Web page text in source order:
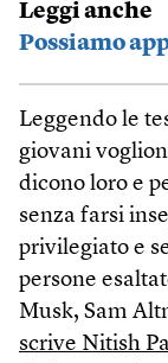
Leggi anche
Possiamo
Leggendo le
giovani
dicono loro e
senza farsi
privilegiato e
persone
Musk, Sam
scrive Nitish